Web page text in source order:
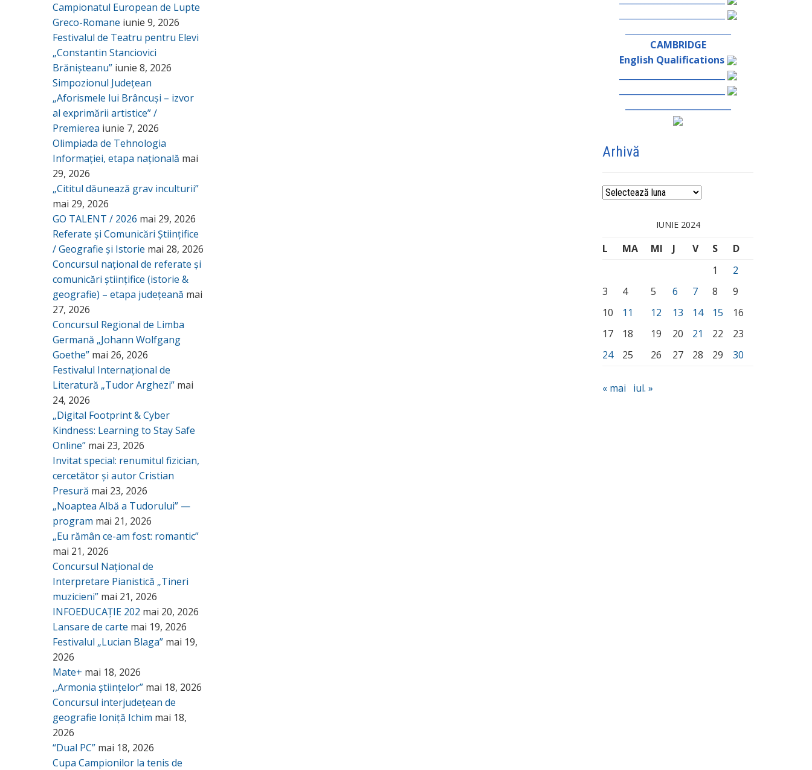
Campionatul European de Lupte
Greco-Romane iunie 9, 2026
Festivalul de Teatru pentru Elevi
„Constantin Stanciovici
Brănișteanu” iunie 8, 2026
Simpozionul Județean
„Aforismele lui Brâncuși – izvor
al exprimării artistice” /
Premierea iunie 7, 2026
Olimpiada de Tehnologia
Informației, etapa națională mai
29, 2026
„Cititul dăunează grav inculturii”
mai 29, 2026
GO TALENT / 2026 mai 29, 2026
Referate și Comunicări Științifice
/ Geografie și Istorie mai 28, 2026
Concursul național de referate și
comunicări științifice (istorie &
geografie) – etapa județeană mai
27, 2026
Concursul Regional de Limba
Germană „Johann Wolfgang
Goethe” mai 26, 2026
Festivalul Internațional de
Literatură „Tudor Arghezi” mai
24, 2026
„Digital Footprint & Cyber
Kindness: Learning to Stay Safe
Online” mai 23, 2026
Invitat special: renumitul fizician,
cercetător și autor Cristian
Presură mai 23, 2026
„Noaptea Albă a Tudorului” —
program mai 21, 2026
„Eu rămân ce-am fost: romantic”
mai 21, 2026
Concursul Național de
Interpretare Pianistică „Tineri
muzicieni” mai 21, 2026
INFOEDUCAȚIE 202 mai 20, 2026
Lansare de carte mai 19, 2026
Festivalul „Lucian Blaga” mai 19,
2026
Mate+ mai 18, 2026
,,Armonia științelor” mai 18, 2026
Concursul interjudețean de
geografie Ioniță Ichim mai 18,
2026
“Dual PC” mai 18, 2026
Cupa Campionilor la tenis de
CAMBRIDGE
English Qualifications
Arhivă
Arhivă
IUNIE 2024
L MA MI J V S
D
1
2
3
4 5 6 7 8
9
10
11 12 13 14 15
16
17
18 19 20 21 22
23
24
25 26 27 28 29 30
« mai iul. »